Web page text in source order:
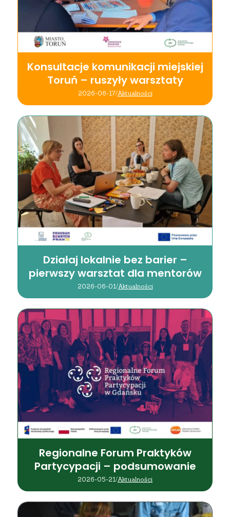
Konsultacje komunikacji miejskiej
Toruń – ruszyły warsztaty
2026-06-17/Aktualności
Działaj lokalnie bez barier –
pierwszy warsztat dla mentorów
2026-06-01/Aktualności
Regionalne Forum Praktyków
Partycypacji – podsumowanie
2026-05-21/Aktualności